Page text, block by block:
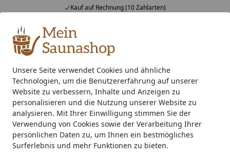
Unsere Seite verwendet Cookies und ähnliche
Technologien, um die Benutzererfahrung auf unserer
Website zu verbessern, Inhalte und Anzeigen zu
personalisieren und die Nutzung unserer Website zu
analysieren. Mit Ihrer Einwilligung stimmen Sie der
Verwendung von Cookies sowie der Verarbeitung Ihrer
persönlichen Daten zu, um Ihnen ein bestmögliches
Surferlebnis und mehr Funktionen zu bieten.
Kauf auf Rechnung (10 Zahlarten)
Alle Produkte
Mein Konto
Suchen
Startseite
Indoor-Sauna Elementsauna Fronteinstieg Sauna
Karibu Sauna Bodin mit
Fronteinstieg 68 mm